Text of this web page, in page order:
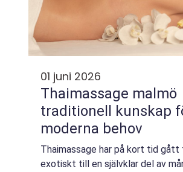
01 juni 2026
Thaimassage malmö
traditionell kunskap
moderna behov
Thaimassage har på kort tid gått
exotiskt till en självklar del av